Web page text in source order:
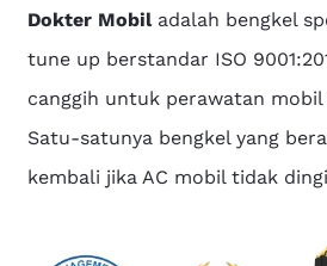
Dokter Mobiladalah bengkel
tune up berstandar ISO
canggih untuk perawatan
Satu-satunya bengkel yang
kembali jika AC mobil tidak